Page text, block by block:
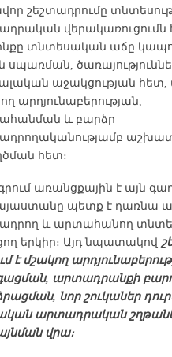
շեշտադրումը
վերակառուցումն
տնտեսական աճը
սպառման,
աջակցության հետ,
արդյունաբերության,
և բարձր
հետ։
առանցքային է այն
պետք է դառնա
և արտահանող
երկիր։ Այդ նպատակով
է մշակող
արտադրանքի
նոր շուկաներ
արտադրական
վրա։